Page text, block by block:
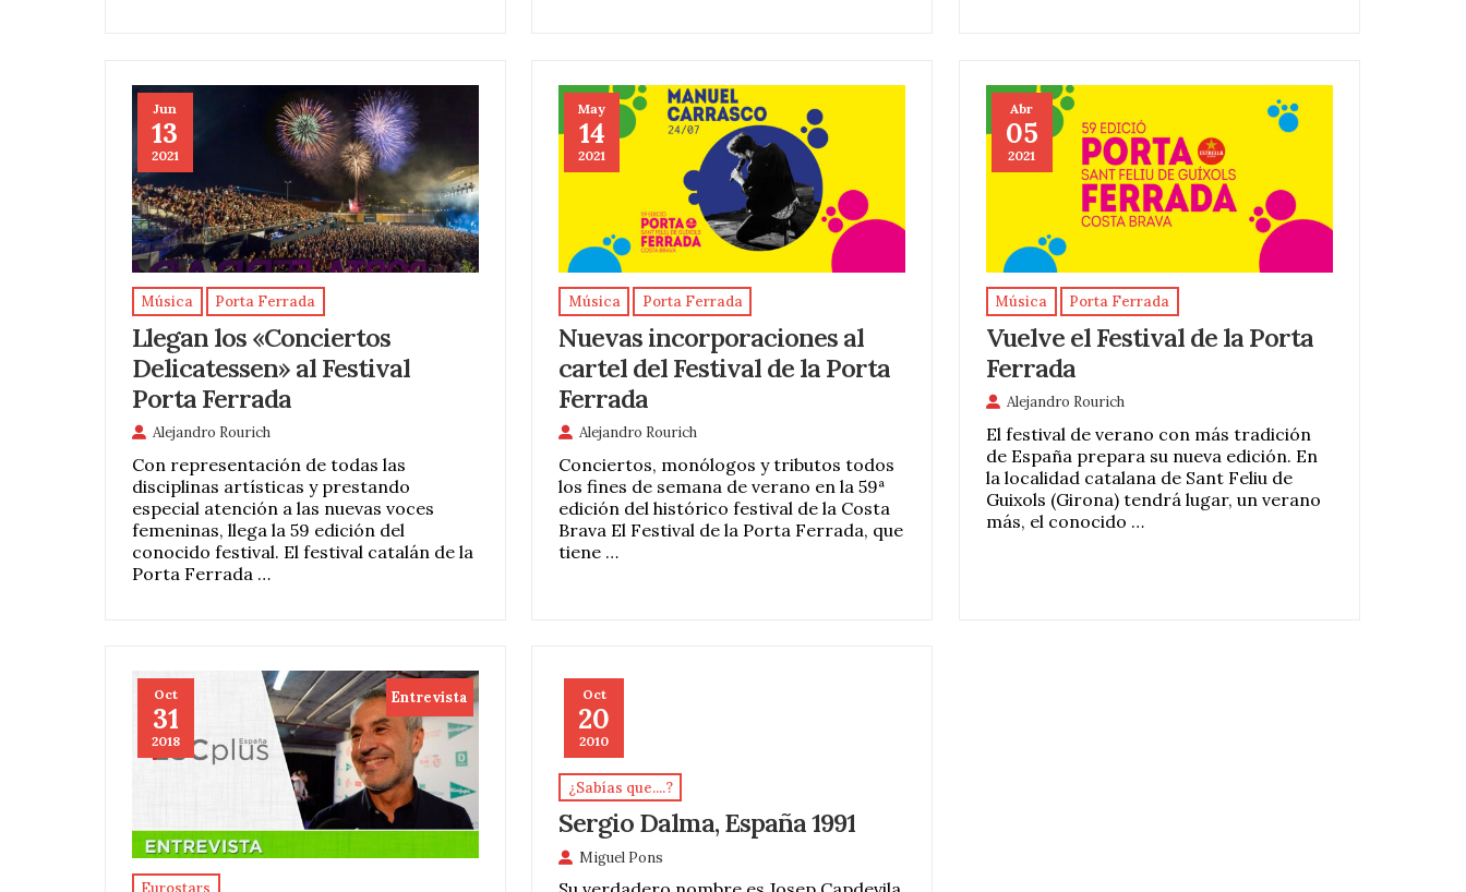
Jun
13
2021
Música Porta Ferrada
Llegan los «Conciertos
Delicatessen» al Festival
Porta Ferrada
Alejandro Rourich
Con representación de todas las
disciplinas artísticas y prestando
especial atención a las nuevas voces
femeninas, llega la 59 edición del
conocido festival. El festival catalán de la
Porta Ferrada …
May
14
2021
Música Porta Ferrada
Nuevas incorporaciones al
cartel del Festival de la Porta
Ferrada
Alejandro Rourich
Conciertos, monólogos y tributos todos
los fines de semana de verano en la 59ª
edición del histórico festival de la Costa
Brava El Festival de la Porta Ferrada, que
tiene …
Abr
05
2021
Música Porta Ferrada
Vuelve el Festival de la Porta
Ferrada
Alejandro Rourich
El festival de verano con más tradición
de España prepara su nueva edición. En
la localidad catalana de Sant Feliu de
Guixols (Girona) tendrá lugar, un verano
más, el conocido …
Oct
31
2018
Entrevista
Eurostars
Oct
20
2010
¿Sabías que....?
Sergio Dalma, España 1991
Miguel Pons